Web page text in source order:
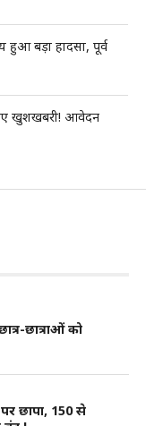
हुआ बड़ा हादसा, पूर्व
खुशखबरी! आवेदन
छात्राओं को
छापा, 150 से